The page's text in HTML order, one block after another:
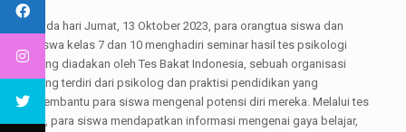
Pada hari Jumat, 13 Oktober 2023, para orangtua siswa dan
siswa kelas 7 dan 10 menghadiri seminar hasil tes psikologi
yang diadakan oleh Tes Bakat Indonesia, sebuah organisasi
yang terdiri dari psikolog dan praktisi pendidikan yang
membantu para siswa mengenal potensi diri mereka. Melalui tes
ini, para siswa mendapatkan informasi mengenai gaya belajar,